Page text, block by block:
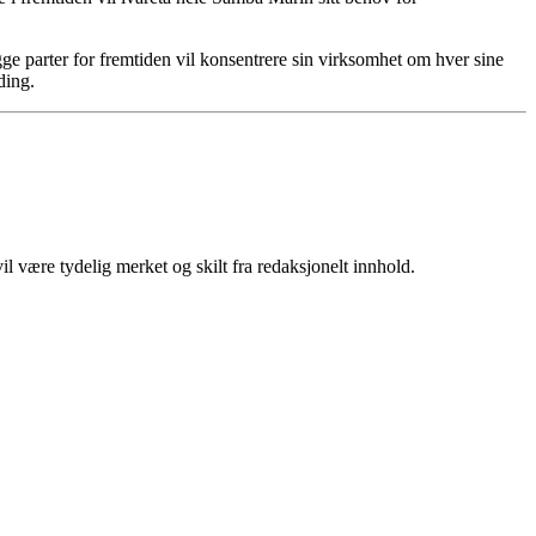
parter for fremtiden vil konsentrere sin virksomhet om hver sine
være tydelig merket og skilt fra redaksjonelt innhold.